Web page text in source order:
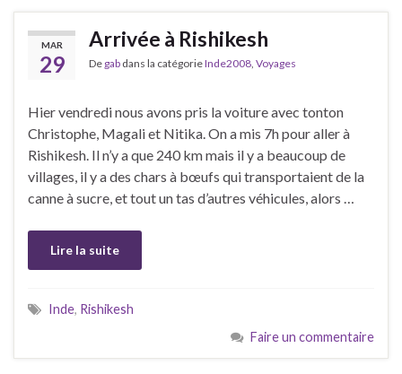
MAR
29
Arrivée à Rishikesh
De gab dans la catégorieInde2008, Voyages
Hier vendredi nous avons pris la voiture avec tonton
Christophe, Magali et Nitika. On a mis 7h pour aller à
Rishikesh. Il n’y a que 240 km mais il y a beaucoup de
villages, il y a des chars à bœufs qui transportaient de la
canne à sucre, et tout un tas d’autres véhicules, alors …
Lire la suite
Inde, Rishikesh
Faire un commentaire